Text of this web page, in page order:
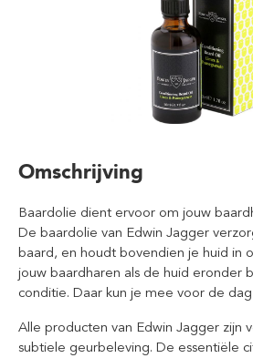
Omschrijving
Baardolie dient ervoor om jouw
De baardolie van Edwin Jagger
baard, en houdt bovendien je huid in
jouw baardharen als de huid eronder
conditie. Daar kun je mee voor de
Alle producten van Edwin Jagger zijn
subtiele geurbeleving. De essentiële